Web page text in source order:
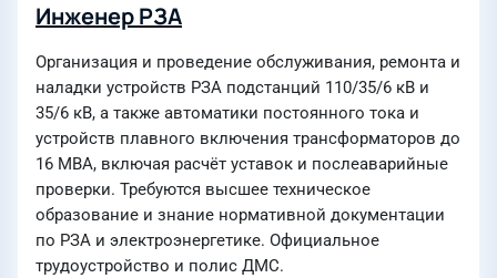
Инженер РЗА
Организация и проведение обслуживания, ремонта и
наладки устройств РЗА подстанций 110/35/6 кВ и
35/6 кВ, а также автоматики постоянного тока и
устройств плавного включения трансформаторов до
16 МВА, включая расчёт уставок и послеаварийные
проверки. Требуются высшее техническое
образование и знание нормативной документации
по РЗА и электроэнергетике. Официальное
трудоустройство и полис ДМС.